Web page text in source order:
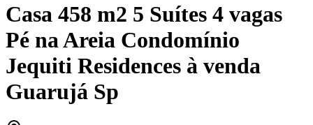
Casa 458 m2 5 Suítes 4 vagas
Pé na Areia Condomínio
Jequiti Residences à venda
Guarujá Sp